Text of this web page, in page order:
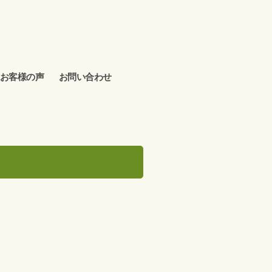
お客様の声 お問い合わせ